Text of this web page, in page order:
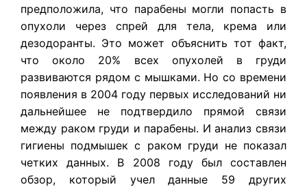
предположила, что парабены могли попасть в
опухоли через спрей для тела, крема или
дезодоранты. Это может объяснить тот факт,
что около 20% всех опухолей в груди
развиваются рядом с мышками. Но со времени
появления в 2004 году первых исследований ни
дальнейшее не подтвердило прямой связи
между раком груди и парабены. И анализ связи
гигиены подмышек с раком груди не показал
четких данных. В 2008 году был составлен
обзор, который учел данные 59 других